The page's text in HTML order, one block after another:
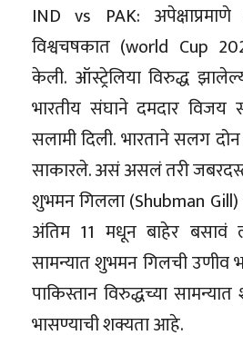
IND vs PAK:
विश्वचषकात (world Cup
केली. ऑस्ट्रेलिया विरुद्ध
भारतीय संघाने दमदार विजय
सलामी दिली. भारताने सलग
साकारले. असं असलं तरी
शुभमन गिलला (Shubman Gill)
अंतिम 11 मधून बाहेर बसावं
सामन्यात शुभमन गिलची उणीव
पाकिस्तान विरुद्धच्या
भासण्याची शक्यता आहे.